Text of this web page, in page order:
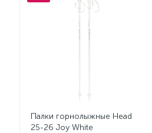
Палки горнолыжные Head
25-26 Joy White